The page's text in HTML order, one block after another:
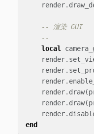
render.
-- 渲染 GUI
--
local
render.
render.
render.
render. draw(
render. draw(
render.
end